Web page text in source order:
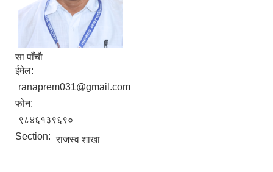
सा पाँचौ
ईमेल:
ranaprem031@gmail.com
फोन:
९८४६१३९६९०
Section: राजस्व शाखा